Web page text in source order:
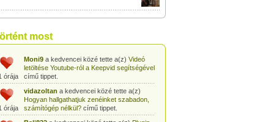
most
órája
hónapos kortólcímű tippet.
órája
Babakonyha - Alma-banán püré készítése
egyszerűencímű tippet.
órája
Moni9a kedvencei közé tette a(z) Videó
letöltése Youtube-ról a Keepvid segítségével
című tippet.
órája
vidazoltan a kedvencei közé tette a(z)
Hogyan hallgathatjuk zenéinket szabadon,
számítógép nélkül?című tippet.